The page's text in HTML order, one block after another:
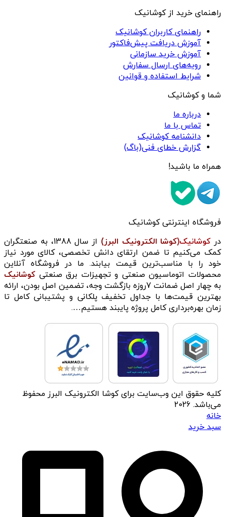
راهنمای خرید از کوشانیک
راهنمای کاربران کوشانیک
آموزش دریافت پیش‌فاکتور
آموزش خرید سازمانی
رویه‌های ارسال سفارش
شرایط استفاده و قوانین
شما و کوشانیک
درباره ما
تماس با ما
دانشنامه کوشانیک
گزارش خطای فنی(باگ)
همراه ما باشید!
فروشگاه اینترنتی کوشانیک
در کوشانیک(کوشا الکترونیک البرز)
از سال 1388، به صنعتگران
کمک می‌کنیم تا ضمن ارتقای دانش تخصصی، کالای مورد نیاز
خود را با مناسب‌ترین قیمت بیابند. ما در فروشگاه آنلاین
محصولات اتوماسیون صنعتی و تجهیزات برق صنعتی کوشانیک
به چهار اصل ضمانت 7روزه بازگشت وجه، تضمین اصل بودن، ارائه
بهترین قیمت‌ها با جداول تخفیف پلکانی و پشتیبانی کامل تا
زمان بهره‌برداری کامل پروژه پایبند هستیم….
کلیه حقوق این وب‌سایت برای کوشا الکترونیک البرز محفوظ
می‌باشد. 2026
خانه
سبد خرید